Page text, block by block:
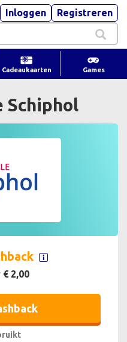
Inloggen Registreren
Cadeaukaarten Games
Schiphol
2,00